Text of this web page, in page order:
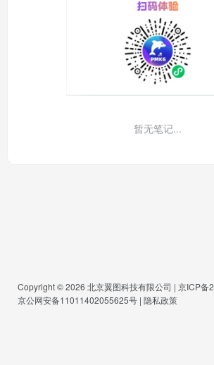
暂无笔记...
Copyright © 2026 北京翼图科技有限公司 | 京ICP备
京公网安备11011402055625号 | 隐私政策